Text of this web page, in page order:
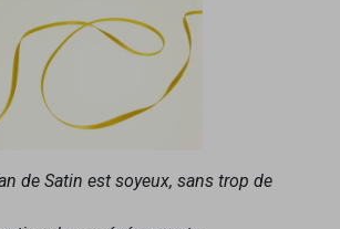
de Satin est soyeux, sans trop de